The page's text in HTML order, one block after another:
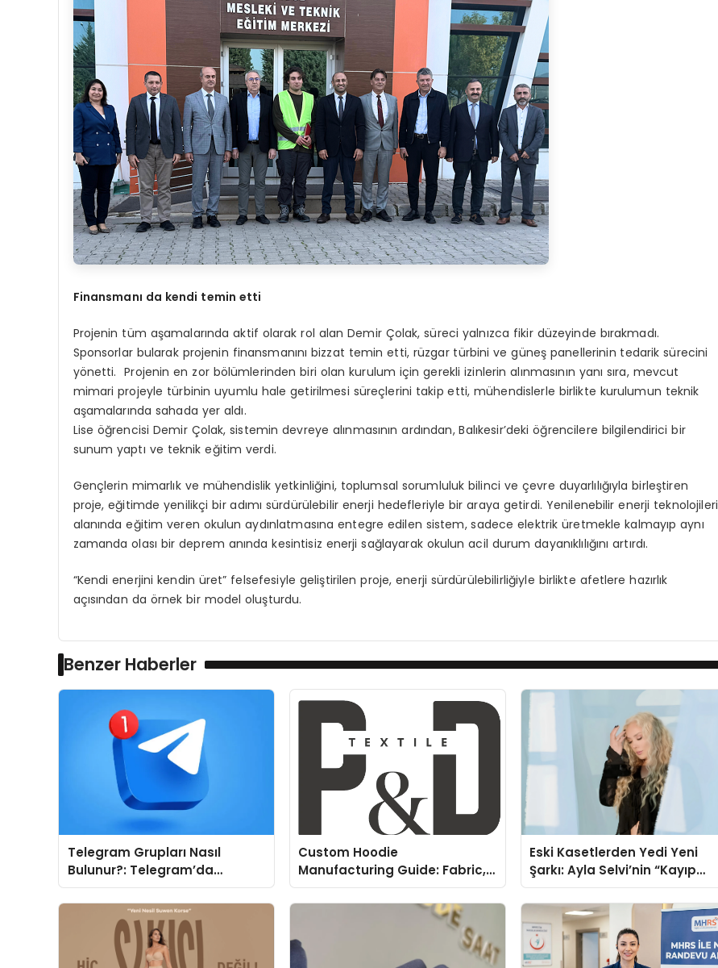
Finansmanı da kendi temin etti
Projenin tüm aşamalarında aktif olarak rol alan Demir Çolak, süreci yalnızca fikir düzeyinde bırakmadı.
Sponsorlar bularak projenin finansmanını bizzat temin etti, rüzgar türbini ve güneş panellerinin tedarik sürecini
yönetti. Projenin en zor bölümlerinden biri olan kurulum için gerekli izinlerin alınmasının yanı sıra, mevcut
mimari projeyle türbinin uyumlu hale getirilmesi süreçlerini takip etti, mühendislerle birlikte kurulumun teknik
aşamalarında sahada yer aldı.
Lise öğrencisi Demir Çolak, sistemin devreye alınmasının ardından, Balıkesir’deki öğrencilere bilgilendirici bir
sunum yaptı ve teknik eğitim verdi.
Gençlerin mimarlık ve mühendislik yetkinliğini, toplumsal sorumluluk bilinci ve çevre duyarlılığıyla birleştiren
proje, eğitimde yenilikçi bir adımı sürdürülebilir enerji hedefleriyle bir araya getirdi. Yenilenebilir enerji teknolojileri
alanında eğitim veren okulun aydınlatmasına entegre edilen sistem, sadece elektrik üretmekle kalmayıp aynı
zamanda olası bir deprem anında kesintisiz enerji sağlayarak okulun acil durum dayanıklılığını artırdı.
“Kendi enerjini kendin üret” felsefesiyle geliştirilen proje, enerji sürdürülebilirliğiyle birlikte afetlere hazırlık
açısından da örnek bir model oluşturdu.
Benzer Haberler
Telegram Grupları Nasıl
Bulunur?: Telegram’da
Topluluk Deneyimini
Geliştirmek
Custom Hoodie
Manufacturing Guide: Fabric,
Fit and Printing Options
Eski Kasetlerden Yedi Yeni
Şarkı: Ayla Selvi’nin “Kayıp
Kasetler 1” Albümü 31
Temmuz’da Çıktı